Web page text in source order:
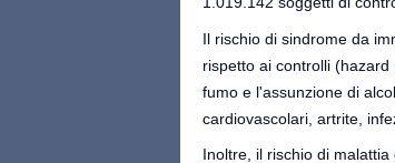
Il rischio di sindrome da
rispetto ai controlli
fumo e l'assunzione di
cardiovascolari, artrite,
Inoltre, il rischio di